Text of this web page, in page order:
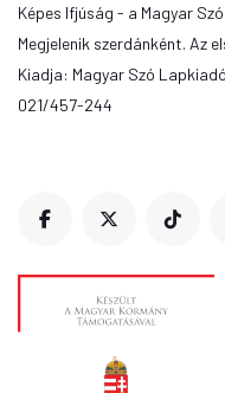
Képes Ifjúság - a Magyar
Megjelenik szerdánként. Az
Kiadja: Magyar Szó
021/457-244